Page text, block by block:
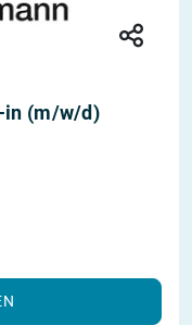
in (m/w/d)